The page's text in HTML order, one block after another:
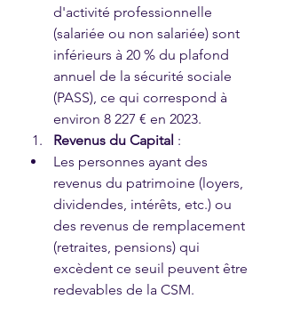
d'activité professionnelle
(salariée ou non salariée) sont
inférieurs à 20 % du plafond
annuel de la sécurité sociale
(PASS), ce qui correspond à
environ 8 227 € en 2023.
Revenus du Capital :
Les personnes ayant des
revenus du patrimoine (loyers,
dividendes, intérêts, etc.) ou
des revenus de remplacement
(retraites, pensions) qui
excèdent ce seuil peuvent être
redevables de la CSM.